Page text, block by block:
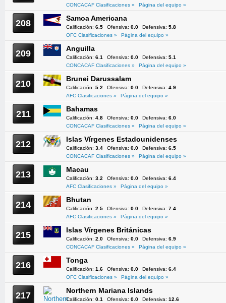
CONCACAF Clasificaciones »
Página del equipo »
208 Samoa Americana
Calificación: 6.5 Ofensiva: 0.0 Defensiva: 5.8
OFC Clasificaciones »
Página del equipo »
209 Anguilla
Calificación: 6.1 Ofensiva: 0.0 Defensiva: 5.1
CONCACAF Clasificaciones »
Página del equipo »
210 Brunei Darussalam
Calificación: 5.2 Ofensiva: 0.0 Defensiva: 4.9
AFC Clasificaciones »
Página del equipo »
211 Bahamas
Calificación: 4.8 Ofensiva: 0.0 Defensiva: 6.0
CONCACAF Clasificaciones »
Página del equipo »
212 Islas Vírgenes Estadounidenses
Calificación: 3.4 Ofensiva: 0.0 Defensiva: 6.5
CONCACAF Clasificaciones »
Página del equipo »
213 Macau
Calificación: 3.2 Ofensiva: 0.0 Defensiva: 6.4
AFC Clasificaciones »
Página del equipo »
214 Bhutan
Calificación: 2.5 Ofensiva: 0.0 Defensiva: 7.4
AFC Clasificaciones »
Página del equipo »
215 Islas Vírgenes Británicas
Calificación: 2.0 Ofensiva: 0.0 Defensiva: 6.9
CONCACAF Clasificaciones »
Página del equipo »
216 Tonga
Calificación: 1.6 Ofensiva: 0.0 Defensiva: 6.4
OFC Clasificaciones »
Página del equipo »
217 Northern Mariana Islands
Calificación: 0.1 Ofensiva: 0.0 Defensiva: 12.6